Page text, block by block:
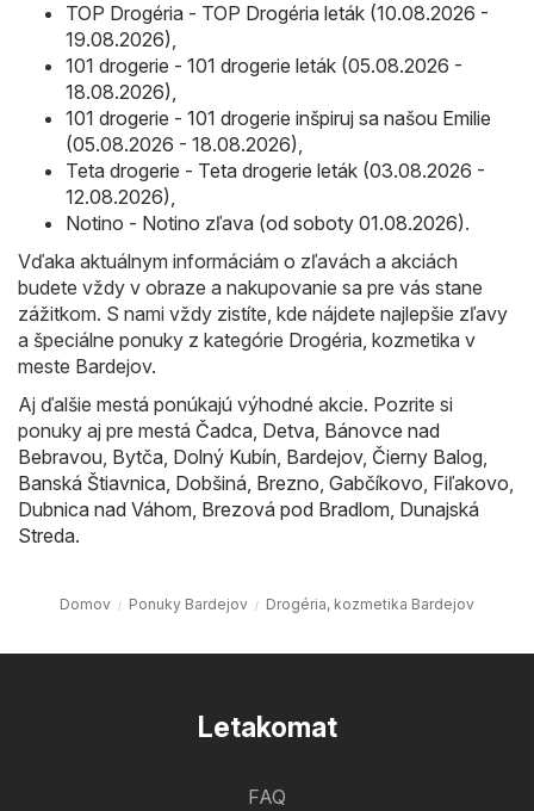
TOP Drogéria - TOP Drogéria leták (10.08.2026 -
19.08.2026),
101 drogerie - 101 drogerie leták (05.08.2026 -
18.08.2026),
101 drogerie - 101 drogerie inšpiruj sa našou Emilie
(05.08.2026 - 18.08.2026),
Teta drogerie - Teta drogerie leták (03.08.2026 -
12.08.2026),
Notino - Notino zľava (od soboty 01.08.2026).
Vďaka aktuálnym informáciám o zľavách a akciách
budete vždy v obraze a nakupovanie sa pre vás stane
zážitkom. S nami vždy zistíte, kde nájdete najlepšie zľavy
a špeciálne ponuky z kategórie Drogéria, kozmetika v
meste Bardejov.
Aj ďalšie mestá ponúkajú výhodné akcie. Pozrite si
ponuky aj pre mestá Čadca, Detva, Bánovce nad
Bebravou, Bytča, Dolný Kubín, Bardejov, Čierny Balog,
Banská Štiavnica, Dobšiná, Brezno, Gabčíkovo, Fiľakovo,
Dubnica nad Váhom, Brezová pod Bradlom, Dunajská
Streda.
Domov Ponuky Bardejov Drogéria, kozmetika Bardejov
Letakomat
FAQ